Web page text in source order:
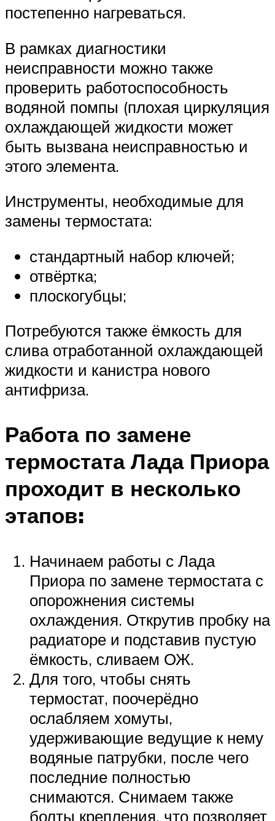
постепенно нагреваться.
В рамках диагностики
неисправности можно также
проверить работоспособность
водяной помпы (плохая циркуляция
охлаждающей жидкости может
быть вызвана неисправностью и
этого элемента.
Инструменты, необходимые для
замены термостата:
стандартный набор ключей;
отвёртка;
плоскогубцы;
Потребуются также ёмкость для
слива отработанной охлаждающей
жидкости и канистра нового
антифриза.
Работа по замене
термостата Лада Приора
проходит в несколько
этапов:
Начинаем работы с Лада
Приора по замене термостата с
опорожнения системы
охлаждения. Открутив пробку на
радиаторе и подставив пустую
ёмкость, сливаем ОЖ.
Для того, чтобы снять
термостат, поочерёдно
ослабляем хомуты,
удерживающие ведущие к нему
водяные патрубки, после чего
последние полностью
снимаются. Снимаем также
болты крепления, что позволяет